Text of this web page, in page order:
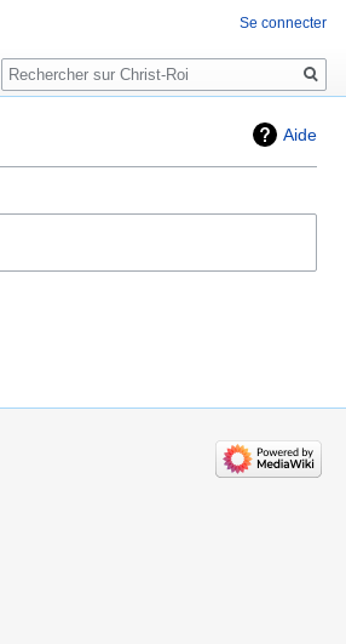
Aide
Se connecter
Rechercher